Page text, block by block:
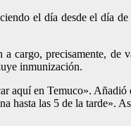
el día desde el día
cargo, precisamente, de
inmunización.
en Temuco». Añadió
hasta las 5 de la tarde».